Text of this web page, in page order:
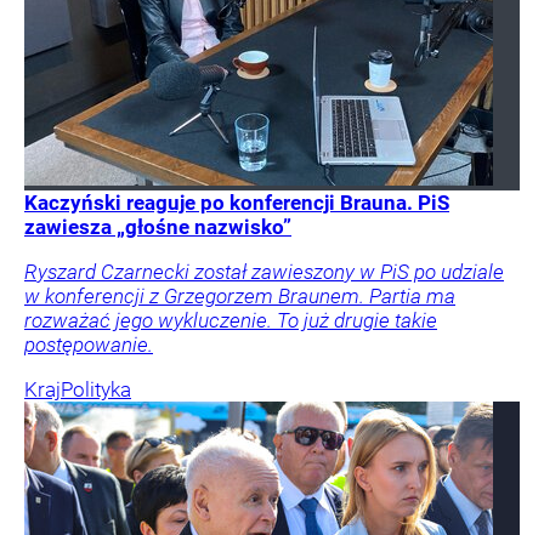
Kaczyński reaguje po konferencji Brauna. PiS
zawiesza „głośne nazwisko”
Ryszard Czarnecki został zawieszony w PiS po udziale
w konferencji z Grzegorzem Braunem. Partia ma
rozważać jego wykluczenie. To już drugie takie
postępowanie.
KrajPolityka